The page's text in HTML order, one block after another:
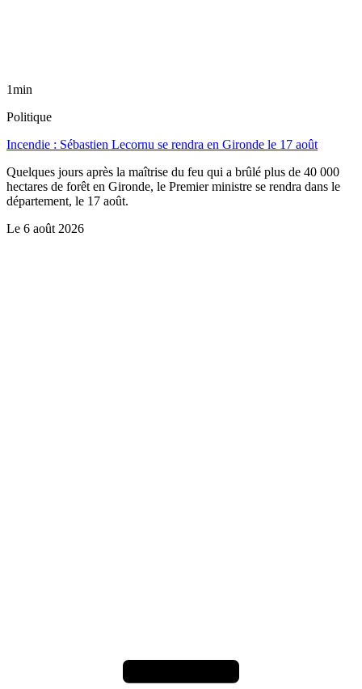
1min
Politique
Incendie : Sébastien Lecornu se rendra en Gironde le 17 août
Quelques jours après la maîtrise du feu qui a brûlé plus de 40 000
hectares de forêt en Gironde, le Premier ministre se rendra dans le
département, le 17 août.
Le 6 août 2026